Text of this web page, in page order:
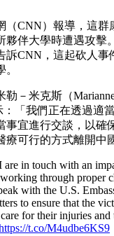
（CNN）報導，這群
夥伴大學時遭遇攻擊
訴CNN，這起砍人事
－米克斯（
「我們正在透過適
事宜進行交談，以確
療可行的方式離開中
in touch with an
through proper
with the U.S.
to ensure that the
for their injuries and
t.co/M4udbe6KS9